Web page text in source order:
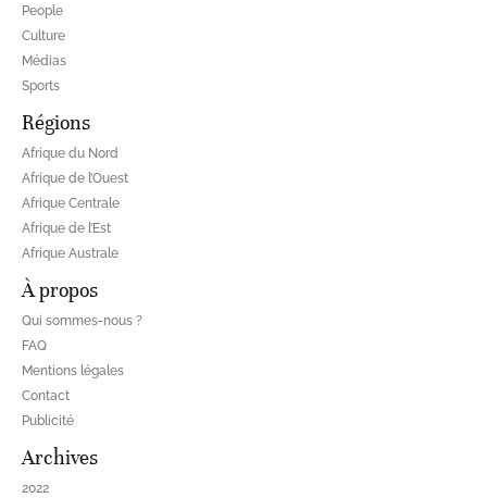
People
Culture
Médias
Sports
Régions
Afrique du Nord
Afrique de l’Ouest
Afrique Centrale
Afrique de l’Est
Afrique Australe
À propos
Qui sommes-nous ?
FAQ
Mentions légales
Contact
Publicité
Archives
2022